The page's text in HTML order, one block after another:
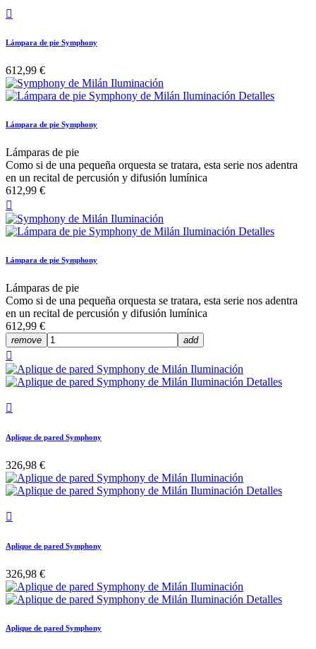

Lámpara de pie Symphony
612,99 €
Lámpara de pie Symphony
Lámparas de pie
Como si de una pequeña orquesta se tratara, esta serie nos adentra
en un recital de percusión y difusión lumínica
612,99 €

Lámpara de pie Symphony
Lámparas de pie
Como si de una pequeña orquesta se tratara, esta serie nos adentra
en un recital de percusión y difusión lumínica
612,99 €
remove add


Aplique de pared Symphony
326,98 €

Aplique de pared Symphony
326,98 €
Aplique de pared Symphony